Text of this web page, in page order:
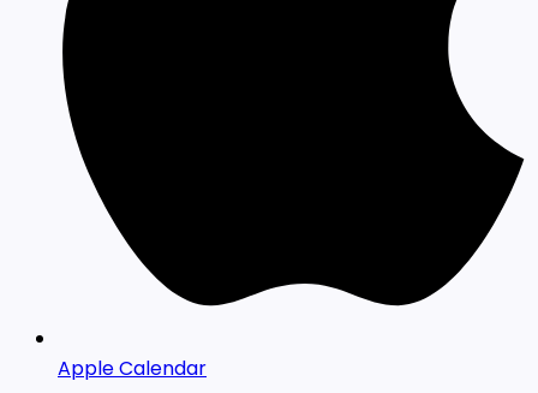
Apple Calendar